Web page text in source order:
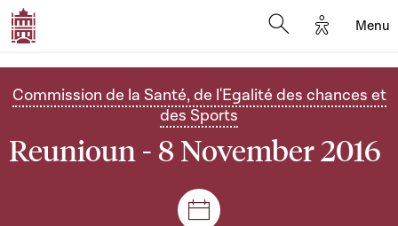
Options
Menu
Commission de la Santé, de l'Egalité des chances et
des Sports
Reunioun - 8 November 2016
Sëtzungen a Reuniounen